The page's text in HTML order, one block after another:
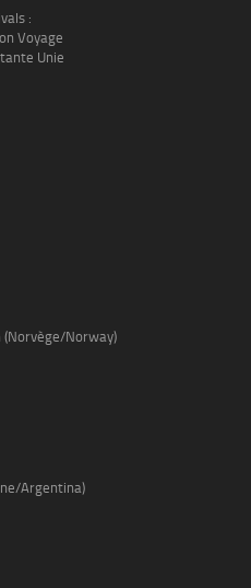
:
Voyage
Unie
Norway)
Argentina)